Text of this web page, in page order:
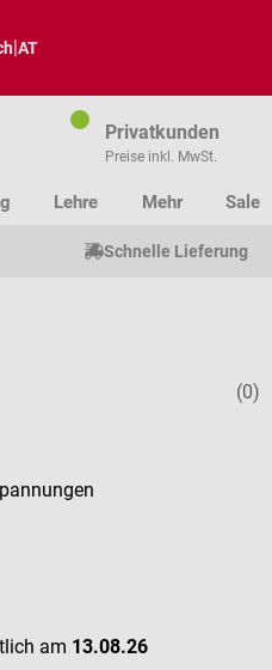
|AT
Privatkunden
Preise inkl. MwSt.
Lehre Mehr Sale
Schnelle Lieferung
(0)
am 13.08.26